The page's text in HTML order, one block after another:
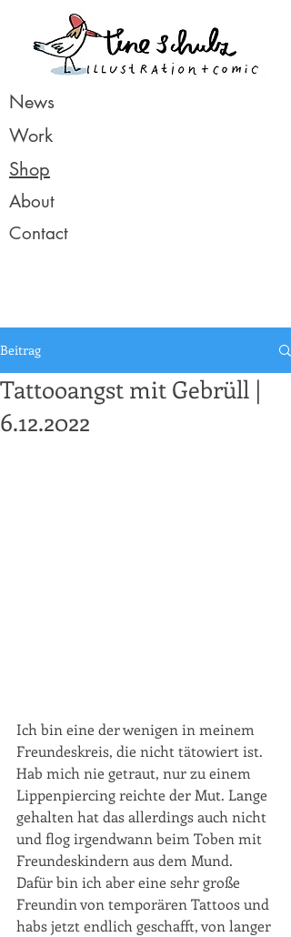
News
Work
Shop
About
Contact
Beitrag
Tattooangst mit Gebrüll |
6.12.2022
Ich bin eine der wenigen in meinem
Freundeskreis, die nicht tätowiert ist.
Hab mich nie getraut, nur zu einem
Lippenpiercing reichte der Mut. Lange
gehalten hat das allerdings auch nicht
und flog irgendwann beim Toben mit
Freundeskindern aus dem Mund.
Dafür bin ich aber eine sehr große
Freundin von temporären Tattoos und
habs jetzt endlich geschafft, von langer